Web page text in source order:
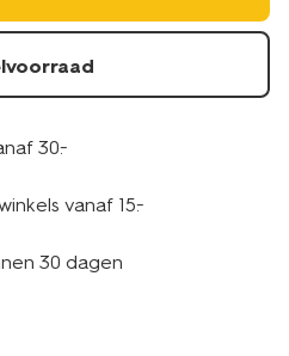
30.-
vanaf 15.-
30 dagen